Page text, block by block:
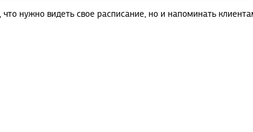
нужно видеть свое расписание, но и напоминать